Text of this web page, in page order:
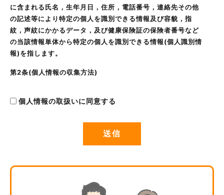
に含まれる氏名，生年月日，住所，電話番号，連絡先その他
の記述等により特定の個人を識別できる情報及び容貌，指
紋，声紋にかかるデータ，及び健康保険証の保険者番号など
の当該情報単体から特定の個人を識別できる情報(個人識別情
報)を指します。
第2条(個人情報の収集方法)
所，電話番号，メールアドレス，銀行口座番号，クレジット
とがあります。また，ユーザーと提携先などとの間でなされ
たユーザーの個人情報を含む取引記録や決済に関する情報を,
当社の提携先(情報提供元，広告主，広告配信先などを含みま
ります。
第3条(個人情報を収集・利用する目的)
個人情報の取扱いに同意する